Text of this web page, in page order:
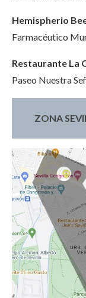
Hemispherio
Farmacéutico
Restaurante La
Paseo Nuestra
ZONA